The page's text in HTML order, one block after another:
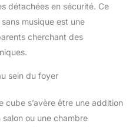
détachées en sécurité. Ce
musique est une
cherchant des
sein du foyer
cube s’avère être une addition
ou une chambre